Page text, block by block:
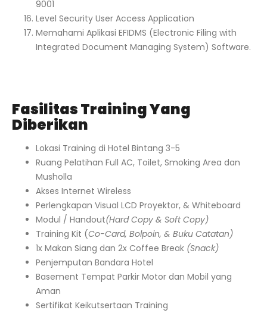
9001
Level Security User Access Application
Memahami Aplikasi EFIDMS (Electronic Filing with
Integrated Document Managing System) Software.
Fasilitas Training Yang
Diberikan
Lokasi Training di Hotel Bintang 3-5
Ruang Pelatihan Full AC, Toilet, Smoking Area dan
Musholla
Akses Internet Wireless
Perlengkapan Visual LCD Proyektor, & Whiteboard
Modul / Handout(Hard Copy & Soft Copy)
Training Kit (Co-Card, Bolpoin, & Buku Catatan)
1x Makan Siang dan 2x Coffee Break (Snack)
Penjemputan Bandara Hotel
Basement Tempat Parkir Motor dan Mobil yang
Aman
Sertifikat Keikutsertaan Training